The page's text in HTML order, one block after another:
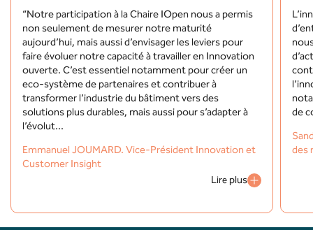
“Notre participation à la Chaire IOpen nous a permis
non seulement de mesurer notre maturité
aujourd’hui, mais aussi d’envisager les leviers pour
faire évoluer notre capacité à travailler en Innovation
ouverte. C’est essentiel notamment pour créer un
eco-système de partenaires et contribuer à
transformer l’industrie du bâtiment vers des
solutions plus durables, mais aussi pour s’adapter à
l’évolut...
Lire plus
Emmanuel JOUMARD. Vice-Président Innovation et
Customer Insight
de
des